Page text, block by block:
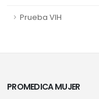
Prueba VIH
PROMEDICA MUJER